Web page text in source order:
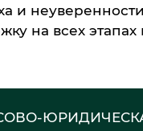
и
на всех этапах